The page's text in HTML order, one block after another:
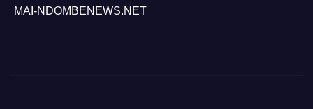
MAI-NDOMBENEWS.NET